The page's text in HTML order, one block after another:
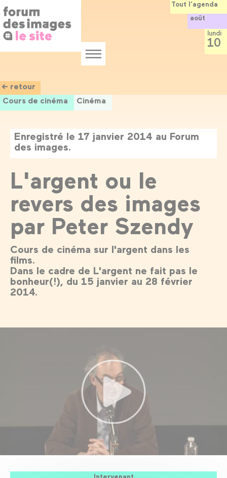
au
contenu
principal
Menu
← retour
Cours de cinéma
Cinéma
Enregistré le 17 janvier 2014 au Forum
des images.
L'argent ou le
revers des images
par Peter Szendy
Cours de cinéma sur l'argent dans les
films.
Dans le cadre de L'argent ne fait pas le
bonheur(!), du 15 janvier au 28 février
2014.
Intervenant
Tout l’agenda
août
lundi
10